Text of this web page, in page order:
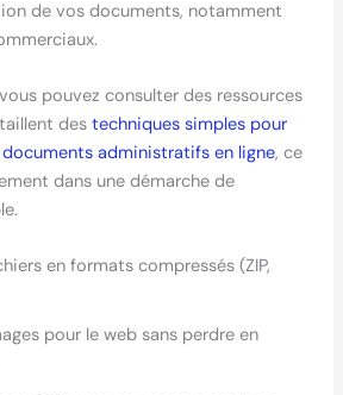
de vos documents, notamment
pouvez consulter des ressources
des techniques simples pour
administratifs en ligne, ce
dans une démarche de
en formats compressés (ZIP,
pour le web sans perdre en